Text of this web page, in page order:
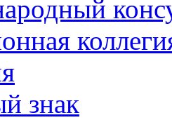
знак